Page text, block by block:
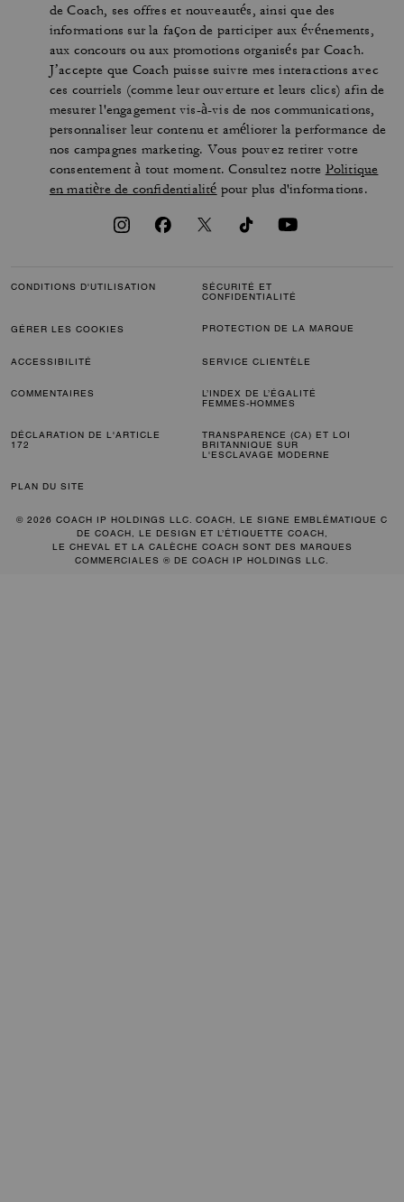
de Coach, ses offres et nouveautés, ainsi que des
informations sur la façon de participer aux événements,
aux concours ou aux promotions organisés par Coach.
J’accepte que Coach puisse suivre mes interactions avec
ces courriels (comme leur ouverture et leurs clics) afin de
mesurer l'engagement vis-à-vis de nos communications,
personnaliser leur contenu et améliorer la performance de
nos campagnes marketing. Vous pouvez retirer votre
consentement à tout moment. Consultez notre Politique
en matière de confidentialité pour plus d'informations.
CONDITIONS D'UTILISATION
SÉCURITÉ ET
CONFIDENTIALITÉ
GÉRER LES COOKIES PROTECTION DE LA MARQUE
ACCESSIBILITÉ SERVICE CLIENTÈLE
COMMENTAIRES
L’INDEX DE L’ÉGALITÉ
FEMMES-HOMMES
DÉCLARATION DE L'ARTICLE
172
TRANSPARENCE (CA) ET LOI
BRITANNIQUE SUR
L'ESCLAVAGE MODERNE
PLAN DU SITE
© 2026 COACH IP HOLDINGS LLC. COACH, LE SIGNE EMBLÉMATIQUE C
DE COACH, LE DESIGN ET L’ÉTIQUETTE COACH,
LE CHEVAL ET LA CALÈCHE COACH SONT DES MARQUES
COMMERCIALES ® DE COACH IP HOLDINGS LLC.